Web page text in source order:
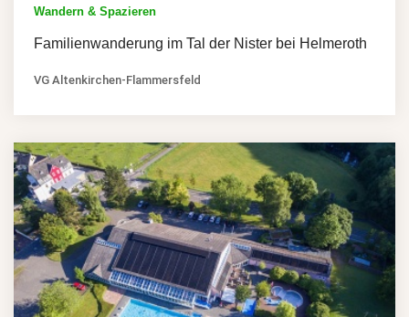
Wandern & Spazieren
Familienwanderung im Tal der Nister bei Helmeroth
VG Altenkirchen-Flammersfeld